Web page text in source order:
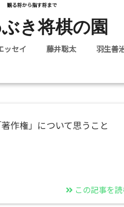
観る将から指す将まで
き将棋の園
ッセイ 藤井聡太 羽生善
作権」について思うこと
この記事を読